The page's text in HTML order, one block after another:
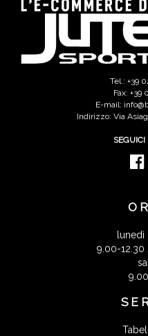
Tel.: +39
Fax: +39
E-mail:
Indirizzo: Via
SEGUICI
9.00-12.30